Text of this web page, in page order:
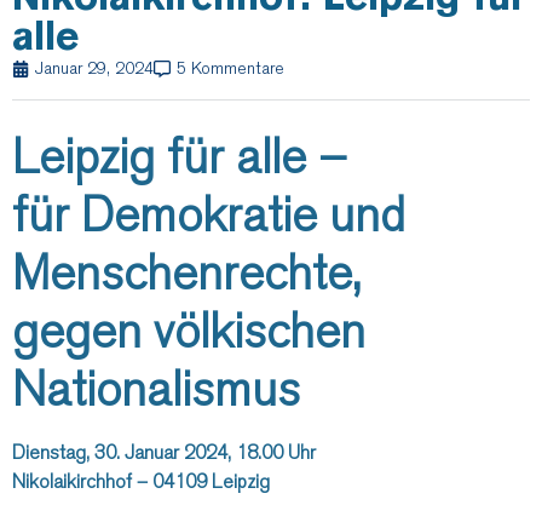
alle
Januar 29, 2024 5 Kommentare
Leipzig für alle –
für Demokratie und
Menschenrechte,
gegen völkischen
Nationalismus
Dienstag, 30. Januar 2024, 18.00 Uhr
Nikolaikirchhof – 04109 Leipzig